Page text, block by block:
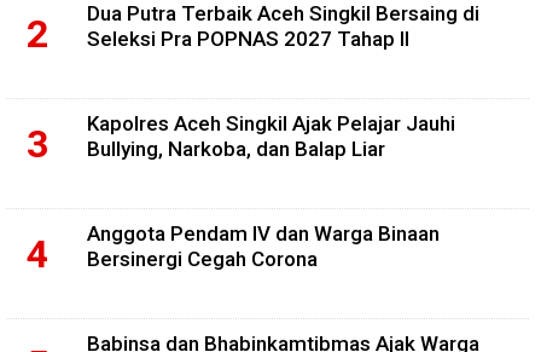
Dua Putra Terbaik Aceh Singkil Bersaing di
Seleksi Pra POPNAS 2027 Tahap II
Kapolres Aceh Singkil Ajak Pelajar Jauhi
Bullying, Narkoba, dan Balap Liar
Anggota Pendam IV dan Warga Binaan
Bersinergi Cegah Corona
Babinsa dan Bhabinkamtibmas Ajak Warga